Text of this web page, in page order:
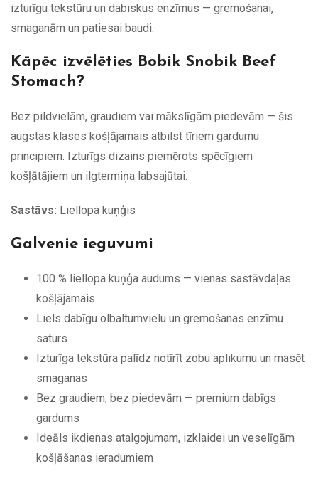
izturīgu tekstūru un dabiskus enzīmus — gremošanai,
smaganām un patiesai baudi.
Kāpēc izvēlēties Bobik Snobik Beef
Stomach?
Bez pildvielām, graudiem vai mākslīgām piedevām — šis
augstas klases košļājamais atbilst tīriem gardumu
principiem. Izturīgs dizains piemērots spēcīgiem
košļātājiem un ilgtermiņa labsajūtai.
Sastāvs: Liellopa kuņģis
Galvenie ieguvumi
100 % liellopa kuņģa audums — vienas sastāvdaļas
košļājamais
Liels dabīgu olbaltumvielu un gremošanas enzīmu
saturs
Izturīga tekstūra palīdz notīrīt zobu aplikumu un masēt
smaganas
Bez graudiem, bez piedevām — premium dabīgs
gardums
Ideāls ikdienas atalgojumam, izklaidei un veselīgām
košļāšanas ieradumiem